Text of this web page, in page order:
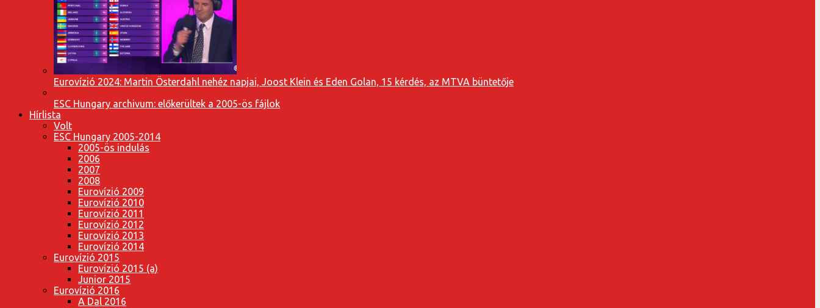
Eurovízió 2024: Martin Österdahl nehéz napjai, Joost Klein és Eden Golan, 15 kérdés, az MTVA büntetője
ESC Hungary archivum: előkerültek a 2005-ös fájlok
Hírlista
Volt
ESC Hungary 2005-2014
2005-ös indulás
2006
2007
2008
Eurovízió 2009
Eurovízió 2010
Eurovízió 2011
Eurovízió 2012
Eurovízió 2013
Eurovízió 2014
Eurovízió 2015
Eurovízió 2015 (a)
Junior 2015
Eurovízió 2016
A Dal 2016